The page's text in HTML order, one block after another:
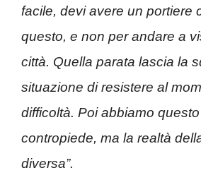
facile, devi avere un portiere
questo, e non per andare a
città. Quella parata lascia la
situazione di resistere al
difficoltà. Poi abbiamo
contropiede, ma la realtà
diversa”.